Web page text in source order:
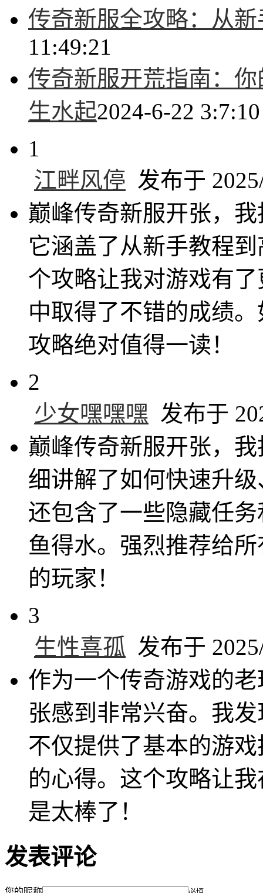
传奇新服全攻略：从
11:49:21
传奇新服开荒指南：
生水起2024-6-22 3:7:10
1
江畔风停 发布于
巅峰传奇新服开张，
它涵盖了从新手教程
个攻略让我对游戏有
中取得了不错的成绩
攻略绝对值得一读！
2
少女嘿嘿嘿 发布于
巅峰传奇新服开张，
细讲解了如何快速升
还包含了一些隐藏任
鱼得水。强烈推荐给
的玩家！
3
生性喜孤 发布于
作为一个传奇游戏的
张感到非常兴奋。我
不仅提供了基本的游
的心得。这个攻略让
是太棒了！
发表评论